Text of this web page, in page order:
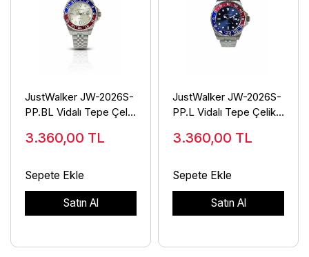
JustWalker JW-2026S-
PP.BL Vidalı Tepe Çelik
3.360,00 TL
Sepete Ekle
Satın Al
JustWalker JW-2026S-
PP.L Vidalı Tepe Çelik
3.360,00 TL
Sepete Ekle
Satın Al